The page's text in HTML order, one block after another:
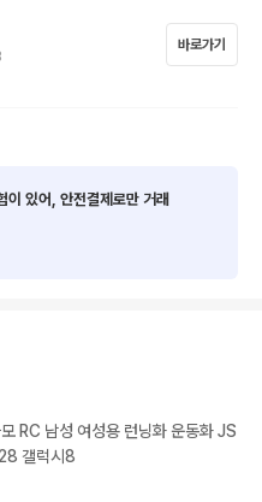
다.
바로가기
이 있어, 안전결제로만 거래
RC 남성 여성용 런닝화 운동화 JS
갤럭시8